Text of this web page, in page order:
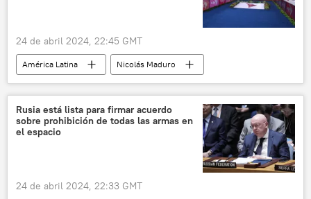
24 de abril 2024, 22:45 GMT
América Latina
Nicolás Maduro
Hugo Chávez
Fidel Castro
Venezuela
Bolivia
Brasil
ALBA
política
Rusia está lista para firmar acuerdo
sobre prohibición de todas las armas en
el espacio
24 de abril 2024, 22:33 GMT